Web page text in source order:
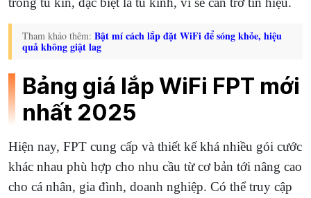
Tham khảo thêm: Bật mí cách lắp đặt WiFi để sóng khỏe, hiệu
quả không giật lag
Bảng giá lắp WiFi FPT mới
nhất 2025
Hiện nay, FPT cung cấp và thiết kế khá nhiều gói cước
khác nhau phù hợp cho nhu cầu từ cơ bản tới nâng cao
cho cá nhân, gia đình, doanh nghiệp. Có thể truy cập